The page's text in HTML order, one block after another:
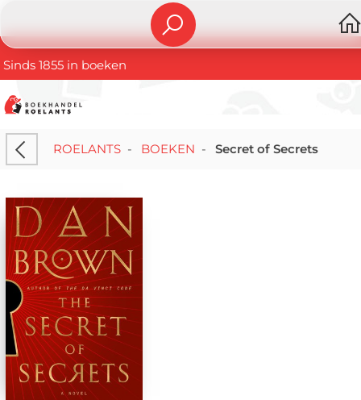
Sinds 1855 in boeken
ROELANTS- BOEKEN - Secret of Secrets